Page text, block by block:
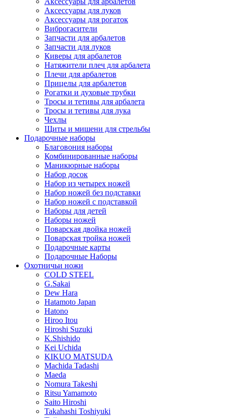
Аксессуары для луков
Аксессуары для рогаток
Виброгасители
Запчасти для арбалетов
Запчасти для луков
Киверы для арбалетов
Натяжители плеч для арбалета
Плечи для арбалетов
Прицелы для арбалетов
Рогатки и духовые трубки
Тросы и тетивы для арбалета
Тросы и тетивы для лука
Чехлы
Щиты и мишени для стрельбы
Подарочные наборы
Благовония наборы
Комбинированные наборы
Маникюрные наборы
Набор досок
Набор из четырех ножей
Набор ножей без подставки
Набор ножей с подставкой
Наборы для детей
Наборы ножей
Поварская двойка ножей
Поварская тройка ножей
Подарочные карты
Подарочные Наборы
Охотничьи ножи
COLD STEEL
G.Sakai
Dew Hara
Hatamoto Japan
Hatono
Hiroo Itou
Hiroshi Suzuki
K.Shishido
Kei Uchida
KIKUO MATSUDA
Machida Tadashi
Maeda
Nomura Takeshi
Ritsu Yamamoto
Saito Hiroshi
Takahashi Toshiyuki